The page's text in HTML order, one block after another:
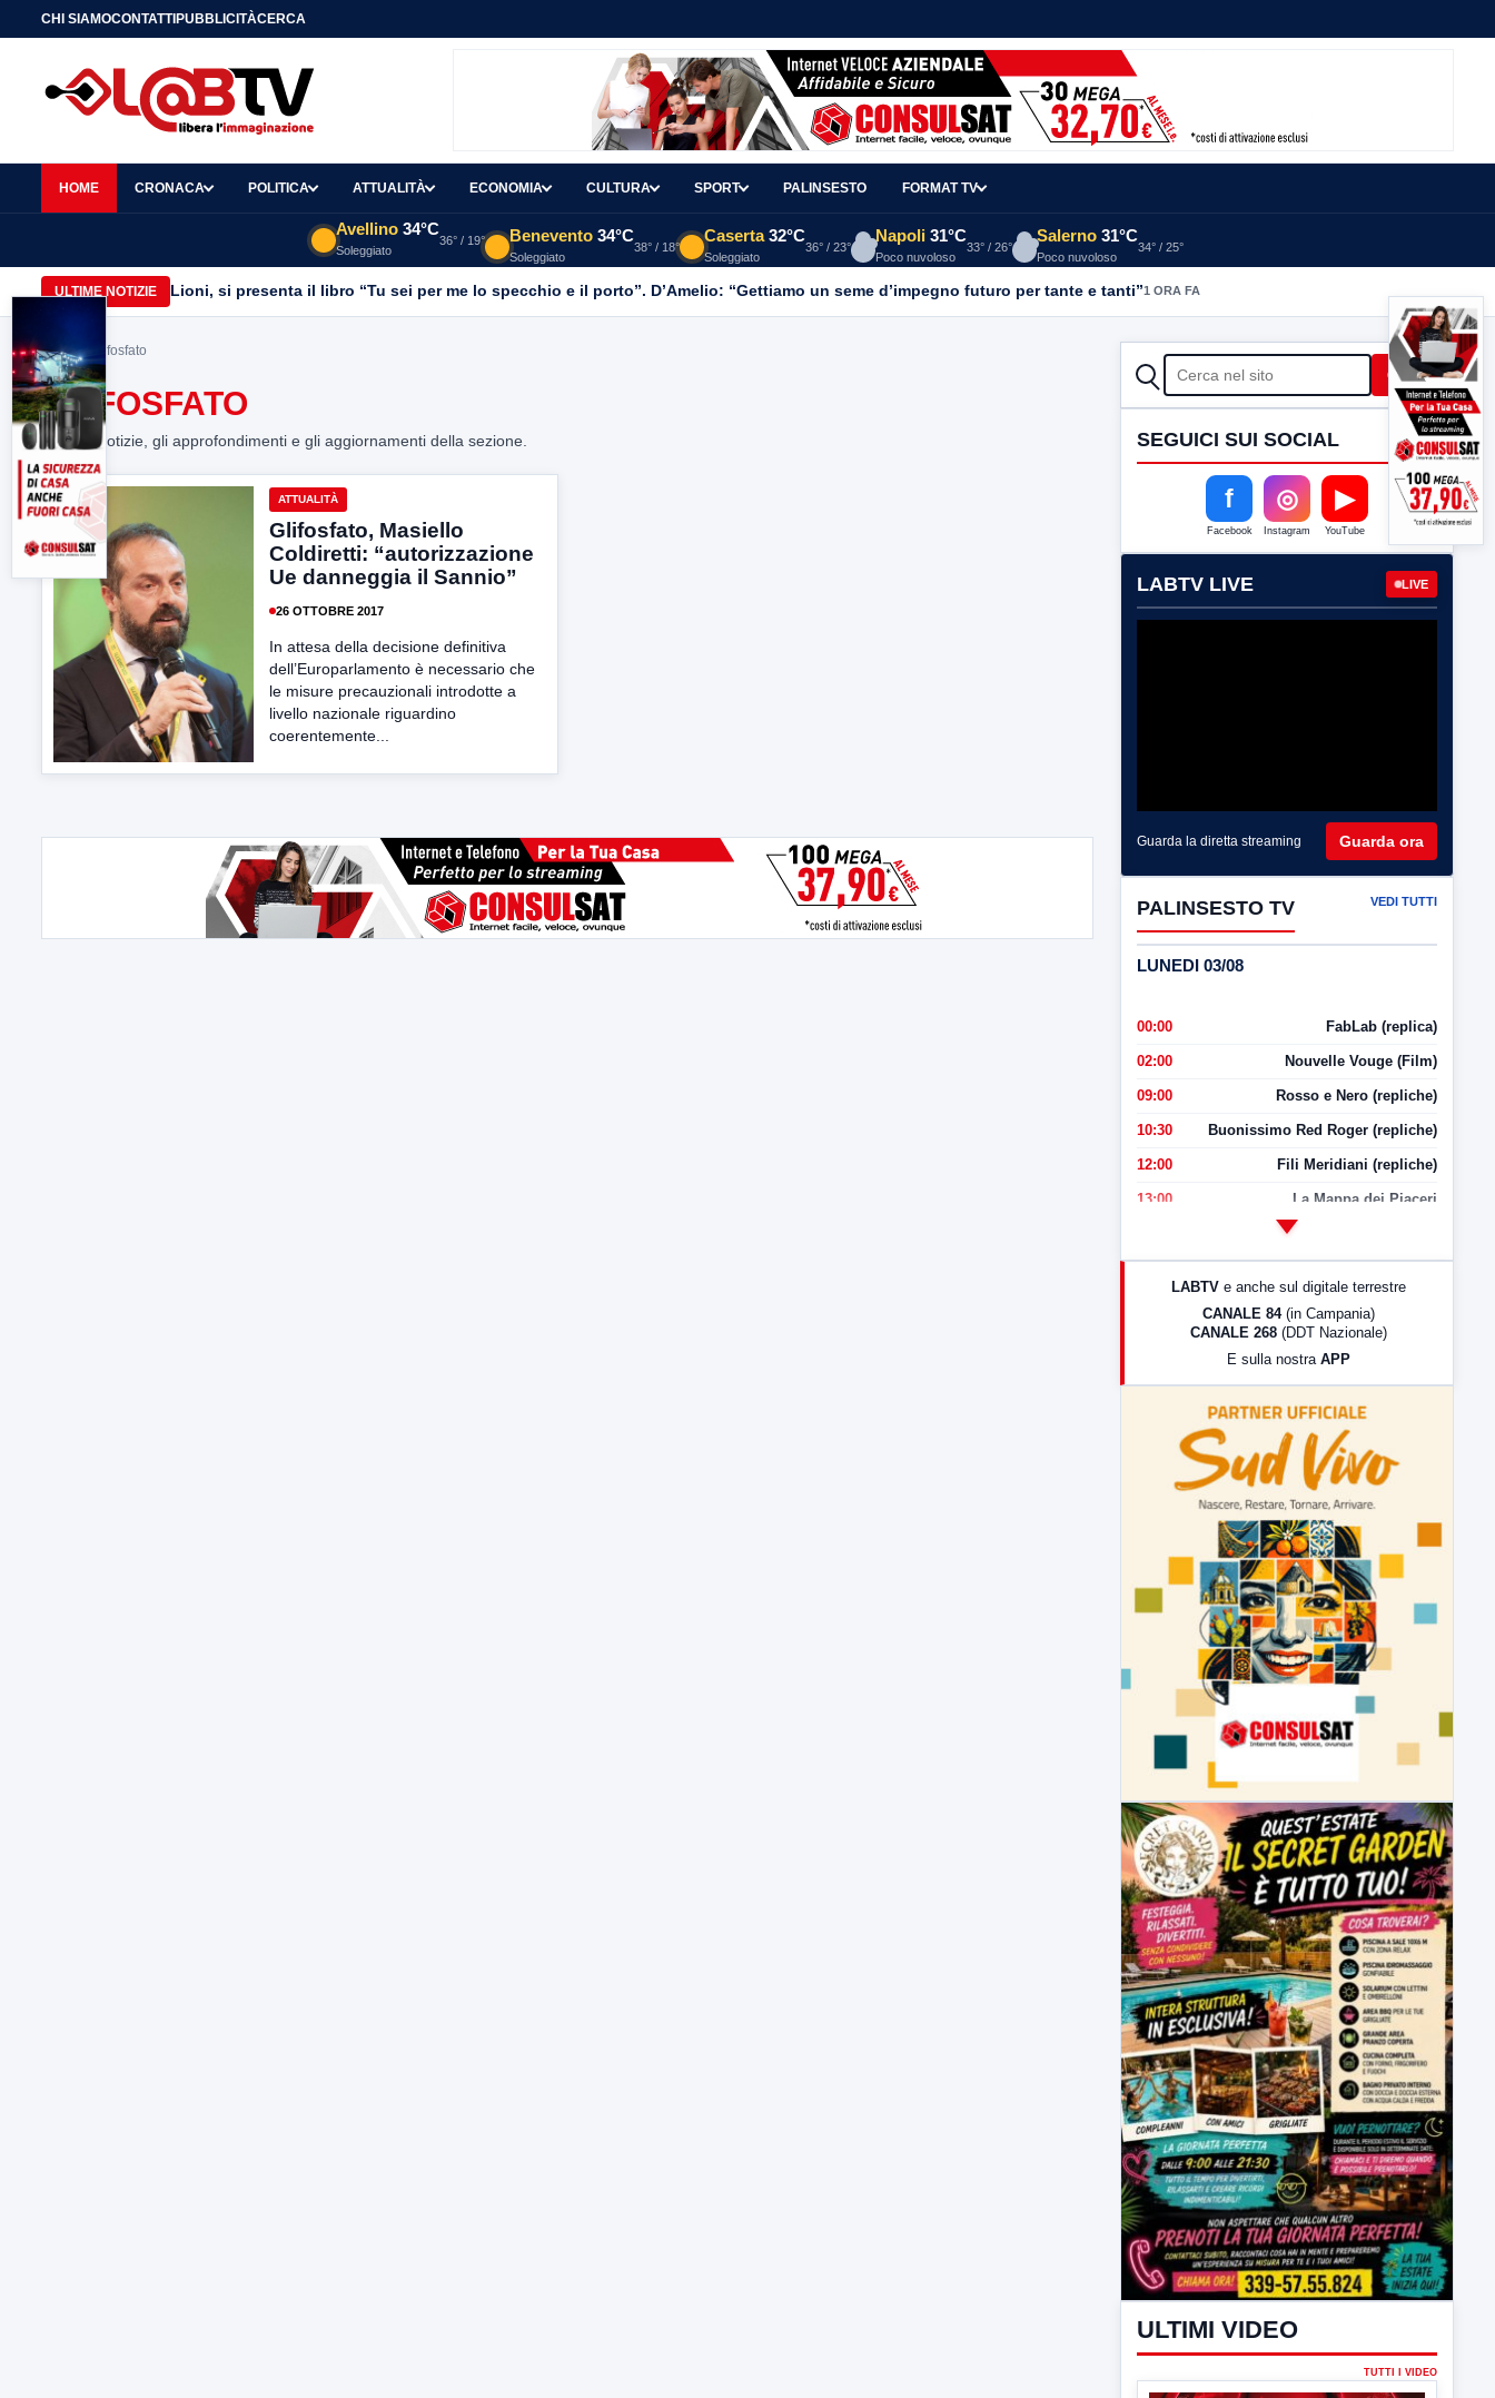
CHI SIAMOCONTATTIPUBBLICITÀCERCA
HOME CRONACA POLITICA ATTUALITÀ ECONOMIA CULTURA SPORT PALINSESTO FORMAT TV
Avellino 34°C
Soleggiato
36° / 19° Benevento 34°C
Soleggiato
38° / 18°
Caserta 32°C
Soleggiato
36° / 23°
Napoli 31°C
Poco nuvoloso
33° / 26°
Salerno 31°C
Poco nuvoloso
34° / 25°
ULTIME NOTIZIE Lioni, si presenta il libro “Tu sei per me lo specchio e il porto”. D’Amelio: “Gettiamo un seme d’impegno futuro per tante e tanti”1 ORA FA
Home> glifosfato
GLIFOSFATO
Tutte le notizie, gli approfondimenti e gli aggiornamenti della sezione.
ATTUALITÀ
Glifosfato, Masiello
Coldiretti: “autorizzazione
Ue danneggia il Sannio”
26 OTTOBRE 2017
In attesa della decisione definitiva
dell’Europarlamento è necessario che
le misure precauzionali introdotte a
livello nazionale riguardino
coerentemente...
CERCA Cerca
SEGUICI SUI SOCIAL
f
Facebook
◎
Instagram
▶
YouTube
LABTV LIVE LIVE
Guarda la diretta streaming Guarda ora
PALINSESTO TV VEDI TUTTI
LUNEDI 03/08
00:00 FabLab (replica)
02:00 Nouvelle Vouge (Film)
09:00 Rosso e Nero (repliche)
10:30 Buonissimo Red Roger (repliche)
12:00 Fili Meridiani (repliche)
13:00 La Mappa dei Piaceri
LabNews (Diretta)
LabNews (replica)
LABTV e anche sul digitale terrestre
CANALE 84 (in Campania)
CANALE 268 (DDT Nazionale)
E sulla nostra APP
ULTIMI VIDEO
TUTTI I VIDEO
▶